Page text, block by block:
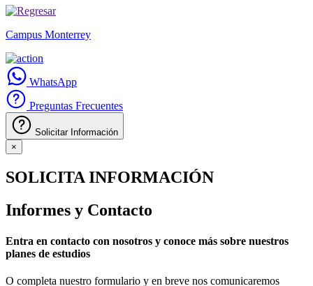
Campus Monterrey
WhatsApp
Preguntas Frecuentes
Solicitar Información
×
SOLICITA INFORMACIÓN
Informes y Contacto
Entra en contacto con nosotros y conoce más sobre nuestros
planes de estudios
O completa nuestro formulario y en breve nos comunicaremos